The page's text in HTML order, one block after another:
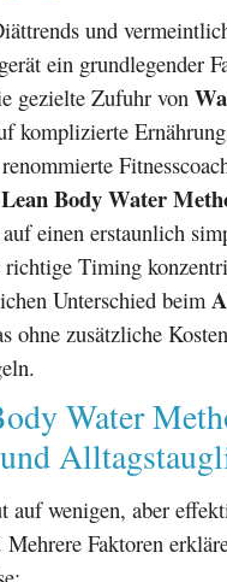
und
ein grundlegender
gezielte Zufuhr von
komplizierte
Lean Body Water
einen erstaunlich
richtige Timing
Unterschied beim
ohne zusätzliche
Water
auf wenigen, aber
Faktoren